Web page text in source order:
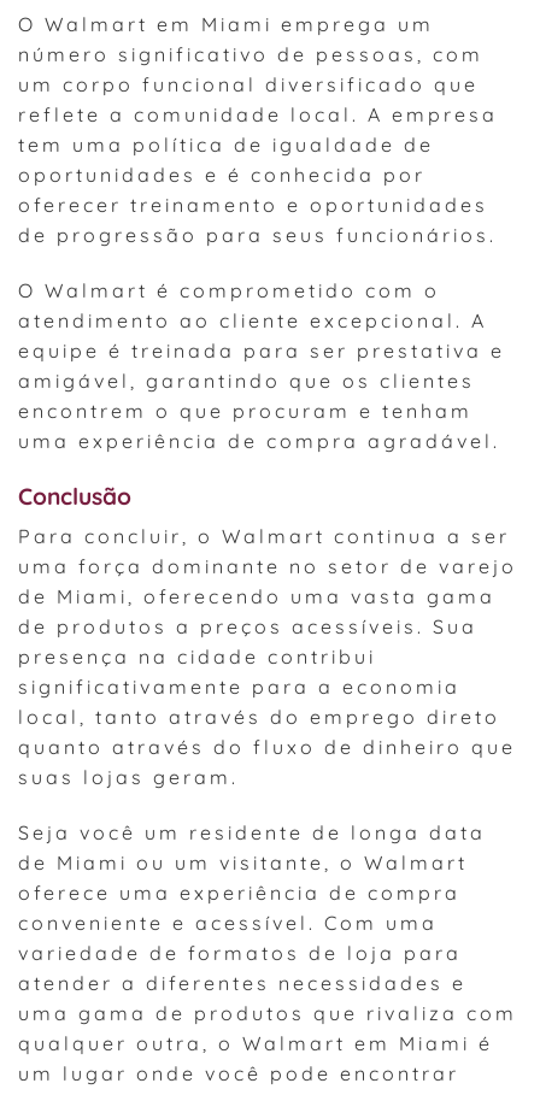
O Walmart em Miami emprega um
número significativo de pessoas, com
um corpo funcional diversificado que
reflete a comunidade local. A empresa
tem uma política de igualdade de
oportunidades e é conhecida por
oferecer treinamento e oportunidades
de progressão para seus funcionários.
O Walmart é comprometido com o
atendimento ao cliente excepcional. A
equipe é treinada para ser prestativa e
amigável, garantindo que os clientes
encontrem o que procuram e tenham
uma experiência de compra agradável.
Conclusão
Para concluir, o Walmart continua a ser
uma força dominante no setor de varejo
de Miami, oferecendo uma vasta gama
de produtos a preços acessíveis. Sua
presença na cidade contribui
significativamente para a economia
local, tanto através do emprego direto
quanto através do fluxo de dinheiro que
suas lojas geram.
Seja você um residente de longa data
de Miami ou um visitante, o Walmart
oferece uma experiência de compra
conveniente e acessível. Com uma
variedade de formatos de loja para
atender a diferentes necessidades e
uma gama de produtos que rivaliza com
qualquer outra, o Walmart em Miami é
um lugar onde você pode encontrar